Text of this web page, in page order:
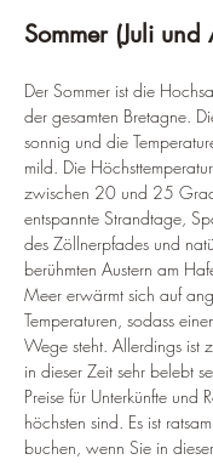
Sommer (Juli und
Der Sommer ist die
der gesamten Bretagne.
sonnig und die
mild. Die
zwischen 20 und 25
entspannte Strandtage,
des Zöllnerpfades und
berühmten Austern am
Meer erwärmt sich auf
Temperaturen, sodass
Wege steht. Allerdings ist
in dieser Zeit sehr belebt
Preise für Unterkünfte und
höchsten sind. Es ist
buchen, wenn Sie in